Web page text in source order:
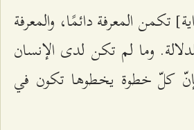
تكمن المعرفة دائمًا، والمعرفة
وما لم تكن لدى الإنسان
كلّ خطوة يخطوها تكون في